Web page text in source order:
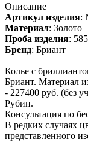
Описание
Артикул изделия:
Материал: Золото
Проба изделия: 585
Бренд: Бриант
Колье с
Бриант. Материал
- 227400 руб. (без
Рубин.
Консультация по
В редких случаях
представленного